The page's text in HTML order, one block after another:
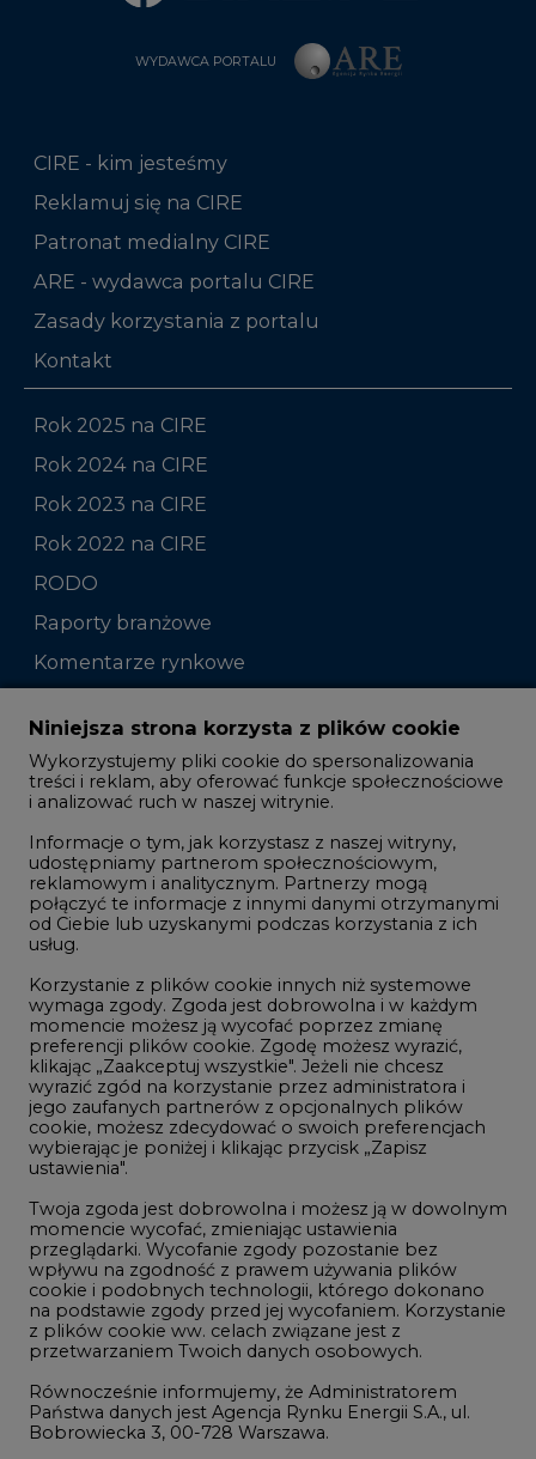
WYDAWCA PORTALU
CIRE - kim jesteśmy
Reklamuj się na CIRE
Patronat medialny CIRE
ARE - wydawca portalu CIRE
Zasady korzystania z portalu
Kontakt
Rok 2025 na CIRE
Rok 2024 na CIRE
Rok 2023 na CIRE
Rok 2022 na CIRE
RODO
Raporty branżowe
Komentarze rynkowe
Zmiany kadrowe na rynku
Studio CIRE
Rozmowy o energetyce
Gospodarka
Geopolityka
LTE450
Innowacje i AI
Telekomunikacja i IT
Handel emisjami CO2
Wodór
Górnictwo
Atom
Fotowoltaika
Offshore wind
Zielone samorządy
Zielona gospodarka
Niniejsza strona korzysta z plików cookie
Wykorzystujemy pliki cookie do spersonalizowania
treści i reklam, aby oferować funkcje społecznościowe
i analizować ruch w naszej witrynie.
Informacje o tym, jak korzystasz z naszej witryny,
udostępniamy partnerom społecznościowym,
reklamowym i analitycznym. Partnerzy mogą
połączyć te informacje z innymi danymi otrzymanymi
od Ciebie lub uzyskanymi podczas korzystania z ich
usług.
Korzystanie z plików cookie innych niż systemowe
wymaga zgody. Zgoda jest dobrowolna i w każdym
momencie możesz ją wycofać poprzez zmianę
preferencji plików cookie. Zgodę możesz wyrazić,
klikając „Zaakceptuj wszystkie". Jeżeli nie chcesz
wyrazić zgód na korzystanie przez administratora i
jego zaufanych partnerów z opcjonalnych plików
cookie, możesz zdecydować o swoich preferencjach
wybierając je poniżej i klikając przycisk „Zapisz
ustawienia".
Twoja zgoda jest dobrowolna i możesz ją w dowolnym
momencie wycofać, zmieniając ustawienia
przeglądarki. Wycofanie zgody pozostanie bez
wpływu na zgodność z prawem używania plików
cookie i podobnych technologii, którego dokonano
na podstawie zgody przed jej wycofaniem. Korzystanie
z plików cookie ww. celach związane jest z
przetwarzaniem Twoich danych osobowych.
Równocześnie informujemy, że Administratorem
Państwa danych jest Agencja Rynku Energii S.A., ul.
Bobrowiecka 3, 00-728 Warszawa.